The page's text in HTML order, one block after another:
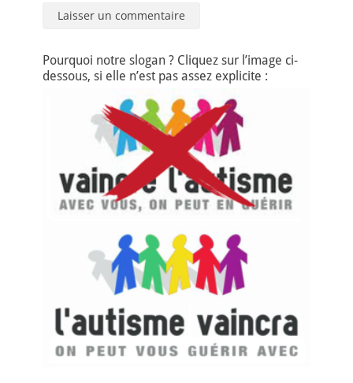
Pourquoi notre slogan ? Cliquez sur l’image ci-
dessous, si elle n’est pas assez explicite :